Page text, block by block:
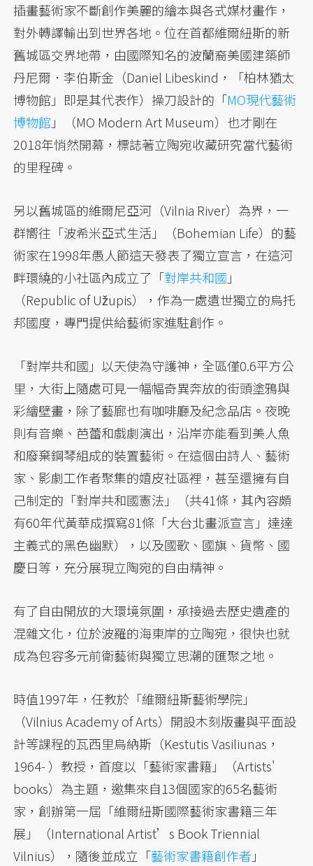
插畫藝術家不斷創作美麗的繪本與各式媒材畫作，
對外轉譯輸出到世界各地。位在首都維爾紐斯的新
舊城區交界地帶，由國際知名的波蘭裔美國建築師
丹尼爾．李伯斯金（Daniel Libeskind，「柏林猶太
博物館」即是其代表作）操刀設計的「MO現代藝術
博物館 」（MO Modern Art Museum）也才剛在
2018年悄然開幕，標誌著立陶宛收藏研究當代藝術
的里程碑。
另以舊城區的維爾尼亞河（Vilnia River）為界，一
群嚮往「波希米亞式生活」（Bohemian Life）的藝
術家在1998年愚人節這天發表了獨立宣言，在這河
畔環繞的小社區內成立了「對岸共和國 」
（Republic of Užupis），作為一處遺世獨立的烏托
邦國度，專門提供給藝術家進駐創作。
「對岸共和國」以天使為守護神，全區僅0.6平方公
里，大街上隨處可見一幅幅奇異奔放的街頭塗鴉與
彩繪壁畫，除了藝廊也有咖啡廳及紀念品店。夜晚
則有音樂、芭蕾和戲劇演出，沿岸亦能看到美人魚
和廢棄鋼琴組成的裝置藝術。在這個由詩人、藝術
家、影劇工作者聚集的嬉皮社區裡，甚至還擁有自
己制定的「對岸共和國憲法」（共41條，其內容頗
有60年代黃華成撰寫81條「大台北畫派宣言」達達
主義式的黑色幽默），以及國歌、國旗、貨幣、國
慶日等，充分展現立陶宛的自由精神。
有了自由開放的大環境氛圍，承接過去歷史遺產的
混雜文化，位於波羅的海東岸的立陶宛，很快也就
成為包容多元前衛藝術與獨立思潮的匯聚之地。
時值1997年，任教於「維爾紐斯藝術學院」
（Vilnius Academy of Arts）開設木刻版畫與平面設
計等課程的瓦西里烏納斯（Kestutis Vasiliunas，
1964- ）教授，首度以「藝術家書籍」（Artists'
books）為主題，邀集來自13個國家的65名藝術
家，創辦第一屆「維爾紐斯國際藝術家書籍三年
展」（International Artist’s Book Triennial
Vilnius），隨後並成立「藝術家書籍創作者 」